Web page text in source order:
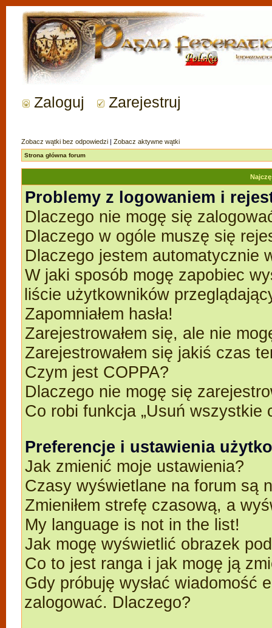
Zaloguj Zarejestruj
Zobacz wątki bez odpowiedzi | Zobacz aktywne wątki
Strona główna forum
Problemy z logowaniem i
Dlaczego nie mogę się
Dlaczego w ogóle muszę się
Dlaczego jestem automatycznie
W jaki sposób mogę zapobiec
liście użytkowników
Zapomniałem hasła!
Zarejestrowałem się, ale nie
Zarejestrowałem się jakiś czas
Czym jest COPPA?
Dlaczego nie mogę się
Co robi funkcja „Usuń wszystkie
Preferencje i ustawienia
Jak zmienić moje ustawienia?
Czasy wyświetlane na forum są
Zmieniłem strefę czasową, a
My language is not in the list!
Jak mogę wyświetlić obrazek
Co to jest ranga i jak mogę ją
Gdy próbuję wysłać wiadomość
zalogować. Dlaczego?